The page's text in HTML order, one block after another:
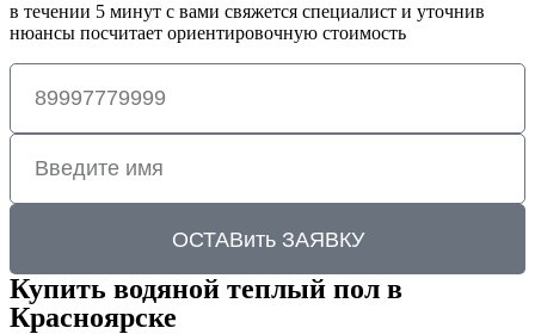
в течении 5 минут с вами свяжется специалист и уточнив
нюансы посчитает ориентировочную стоимость
ОСТАВить ЗАЯВКУ
Купить водяной теплый пол в
Красноярске